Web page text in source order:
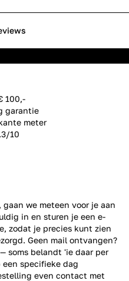
100,-
garantie
meter
10
we meteen voor je aan
in en sturen je een e-
zodat je precies kunt zien
Geen mail ontvangen?
soms belandt 'ie daar per
specifieke dag
even contact met